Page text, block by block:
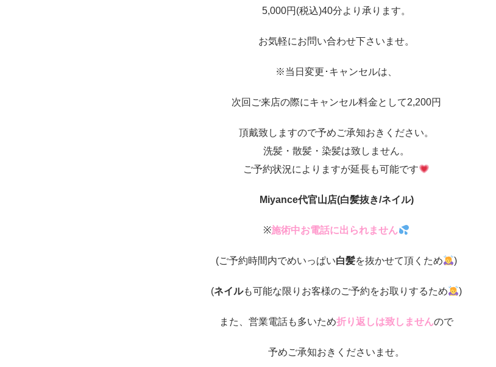
5,000円(税込)40分より承ります。
お気軽にお問い合わせ下さいませ。
※当日変更･キャンセルは、
次回ご来店の際にキャンセル料金として2,200円
頂戴致しますので予めご承知おきください。
洗髪・散髪・染髪は致しません。
ご予約状況によりますが延長も可能です
Miyance代官山店(白髪抜き/ネイル)
※施術中お電話に出られません
(ご予約時間内でめいっぱい白髪を抜かせて頂くため )
(ネイルも可能な限りお客様のご予約をお取りするため )
また、営業電話も多いため折り返しは致しませんので
予めご承知おきくださいませ。